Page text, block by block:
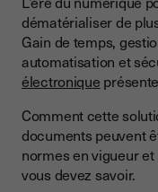
Signature
différences ?
Quels documents
Les différents
La signature
La signature
La signature
dématérialiser de
Gain de temps,
automatisation et
électronique
Comment cette
documents peuvent
normes en vigueur
vous devez savoir.